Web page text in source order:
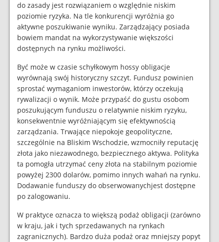
do zasady jest rozwiązaniem o względnie niskim
poziomie ryzyka. Na tle konkurencji wyróżnia go
aktywne poszukiwanie wyniku. Zarządzający posiada
bowiem mandat na wykorzystywanie większości
dostępnych na rynku możliwości.
Być może w czasie schyłkowym hossy obligacje
wyrównają swój historyczny szczyt. Fundusz powinien
sprostać wymaganiom inwestorów, którzy oczekują
rywalizacji o wynik. Może przypaść do gustu osobom
poszukującym funduszu o relatywnie niskim ryzyku,
konsekwentnie wyróżniającym się efektywnością
zarządzania. Trwające niepokoje geopolityczne,
szczególnie na Bliskim Wschodzie, wzmocniły reputację
złota jako niezawodnego, bezpiecznego aktywa. Polityka
ta pomogła utrzymać ceny złota na stabilnym poziomie
powyżej 2300 dolarów, pomimo innych wahań na rynku.
Dodawanie funduszy do obserwowanychjest dostępne
po zalogowaniu.
W praktyce oznacza to większą podaż obligacji (zarówno
w kraju, jak i tych sprzedawanych na rynkach
zagranicznych). Bardzo duża podaż oraz mniejszy popyt